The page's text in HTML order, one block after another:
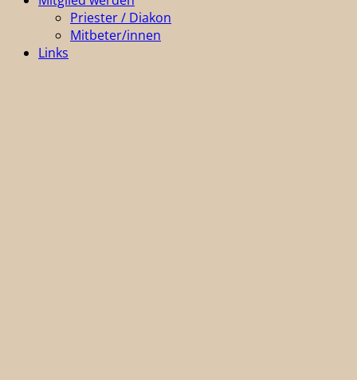
Priester / Diakon
Mitbeter/innen
Links